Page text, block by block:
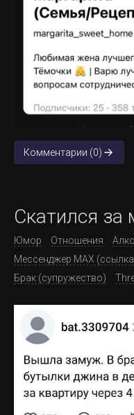
Комментарии (0)
Скатился за
Юмор Отношения
Мессенджер MAX
Брак (супружество)